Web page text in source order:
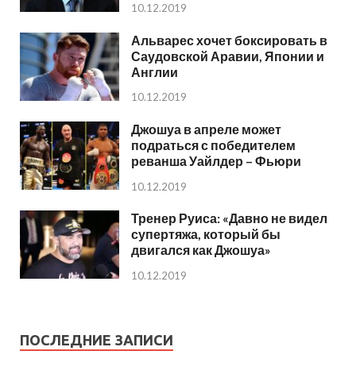
10.12.2019
Альварес хочет боксировать в
Саудовской Аравии, Японии и
Англии
10.12.2019
Джошуа в апреле может
подраться с победителем
реванша Уайлдер – Фьюри
10.12.2019
Тренер Руиса: «Давно не видел
супертяжа, который бы
двигался как Джошуа»
10.12.2019
ПОСЛЕДНИЕ ЗАПИСИ